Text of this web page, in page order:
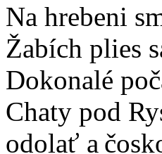
Na hrebeni
Žabích plies
Dokonalé
Chaty pod
odolať a